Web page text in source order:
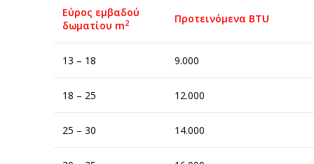
Εύρος εμβαδού
δωματίου m2 Προτεινόμενα BTU
13 – 18 9.000
18 – 25 12.000
25 – 30 14.000